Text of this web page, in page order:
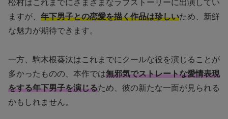
松村はこれまでにさまざまなラブストーリーに出演してい
ますが、 年下男子との恋愛を描く作品は珍しいため、新鮮
な魅力が期待できます。
一方、駒木根葵汰はこれまでにクールな役を演じることが
多かったものの、本作では無邪気でストレートな愛情表現
をする年下男子を演じるため、彼の新たな一面が見られる
かもしれません。